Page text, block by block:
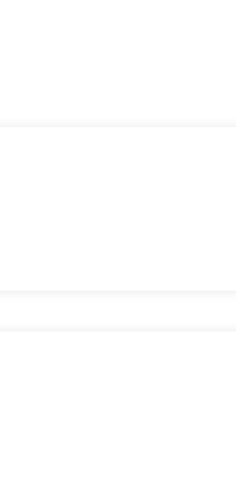
complicações.
do mercado.
e dApps.